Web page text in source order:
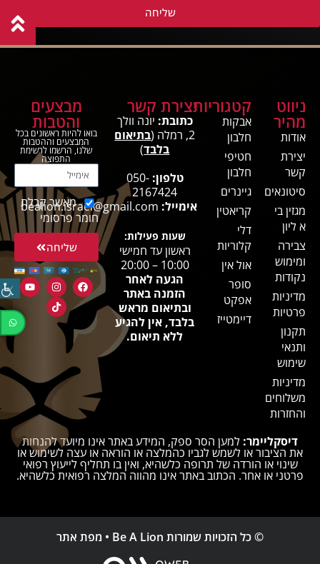
שליחה
ניווט
מהיר
אודות
יצירת
קשר
סיטונאים
מגזין בי
א ליון
צבירה
ומימוש
נקודות
מדיניות
פרטיות
תקנון
ותנאי
שימוש
מדיניות
משלוחים
והחזרות
קטגוריות
אבקות
חלבון
חטיפי
חלבון
גיינרים
קריאטין
דלי
קלוריות
אול אין
סופר
אפקט
דיימטייז
יצירת קשר
כתובת: יונה וולך
2, רמלה (
בתיאום
בלבד)
טלפון: 050-
2167424
אימייל: bealion.israel@gmail.com
שעות פעילות:
ראשון עד חמישי
10:00 – 20:00
הגעה לאחר
הזמנה באתר
ובתיאום מראש
בלבד, אין להגיע
ללא תיאום.
מבצעים
והטבות
בואו להיות ראשונים בכל
המבצעים וההטבות
שלנו, הרשמו לרשימת
התפוצה
מאשר קבלת
חומר פרסומי
שליחה
דיסקליימר: למען הסר ספק, המידע באתר אינו מיועד להנחות
את הציבור או לשמש לגביו כהמלצה או הוראה או עצה לשימוש או
שינוי או הורדה של תרופה כלשהיא, ואין בו תחליף לייעוץ רפואי
פרטני או אחר. הכתוב באתר אינו מהווה המלצה רפואית כלשהיא.
© כל הזכויות שמורות Be A Lion • מפת אתר